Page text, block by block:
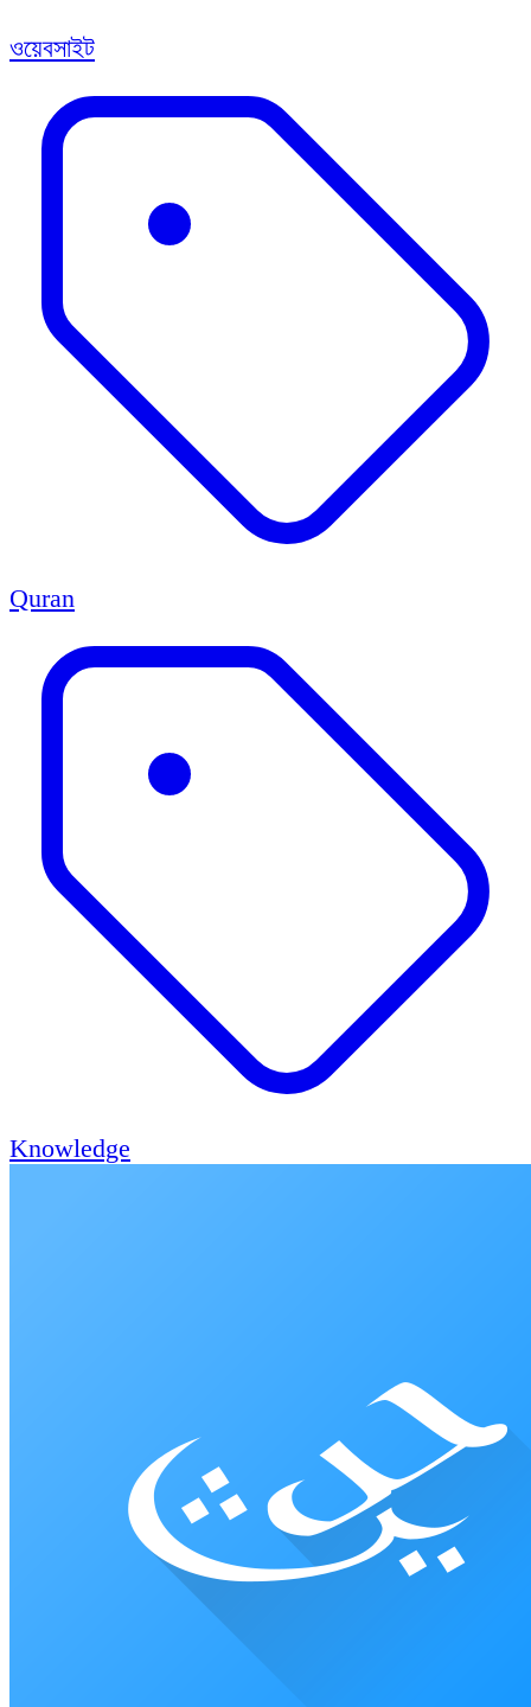
ওয়েবসাইট
Quran
Knowledge